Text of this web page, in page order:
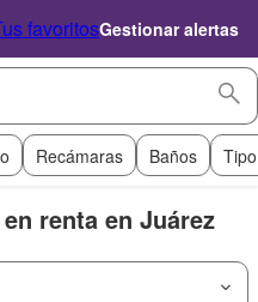
favoritosGestionar alertas
Recámaras Baños
renta en Juárez